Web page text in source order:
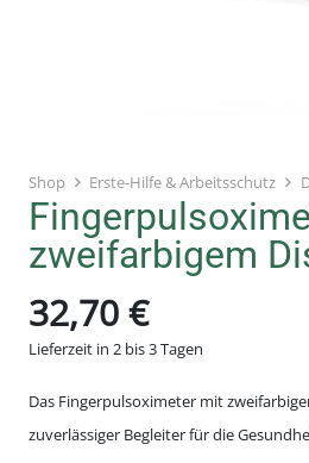
Shop Erste-Hilfe & Arbeitsschutz
zweifarbigem
32,70€
Lieferzeit in 2 bis 3 Tagen
Das Fingerpulsoximeter mit
zuverlässiger Begleiter für die